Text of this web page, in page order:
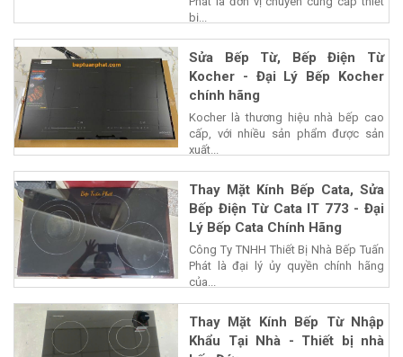
Phát là đơn vị chuyên cung cấp thiết
bị...
Sửa Bếp Từ, Bếp Điện Từ
Kocher - Đại Lý Bếp Kocher
chính hãng
Kocher là thương hiệu nhà bếp cao
cấp, với nhiều sản phẩm được sản
xuất...
Thay Mặt Kính Bếp Cata, Sửa
Bếp Điện Từ Cata IT 773 - Đại
Lý Bếp Cata Chính Hãng
Công Ty TNHH Thiết Bị Nhà Bếp Tuấn
Phát là đại lý ủy quyền chính hãng
của...
Thay Mặt Kính Bếp Từ Nhập
Khẩu Tại Nhà - Thiết bị nhà